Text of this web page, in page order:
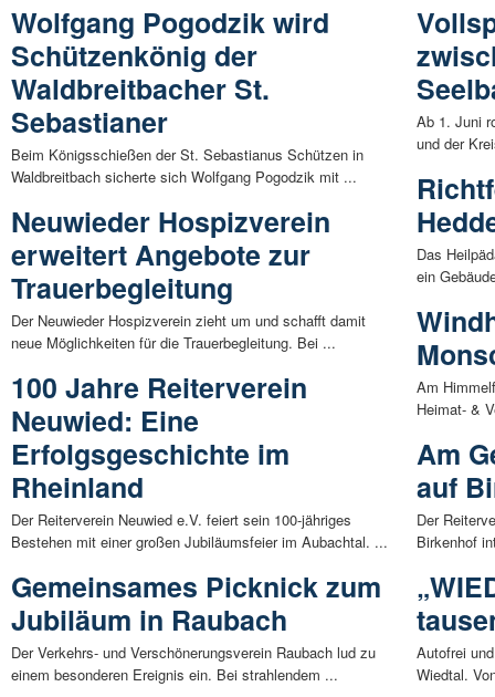
Wolfgang Pogodzik wird
Schützenkönig der
Waldbreitbacher St.
Sebastianer
Beim Königsschießen der St. Sebastianus Schützen in
Waldbreitbach sicherte sich Wolfgang Pogodzik mit ...
Neuwieder Hospizverein
erweitert Angebote zur
Trauerbegleitung
Der Neuwieder Hospizverein zieht um und schafft damit
neue Möglichkeiten für die Trauerbegleitung. Bei ...
100 Jahre Reiterverein
Neuwied: Eine
Erfolgsgeschichte im
Rheinland
Der Reiterverein Neuwied e.V. feiert sein 100-jähriges
Bestehen mit einer großen Jubiläumsfeier im Aubachtal. ...
Gemeinsames Picknick zum
Jubiläum in Raubach
Der Verkehrs- und Verschönerungsverein Raubach lud zu
einem besonderen Ereignis ein. Bei strahlendem ...
Ab 1. Juni
und der
Das
ein
Am
Heimat- &
Am
auf
Der
Birkenhof
Autofrei
Wiedtal.